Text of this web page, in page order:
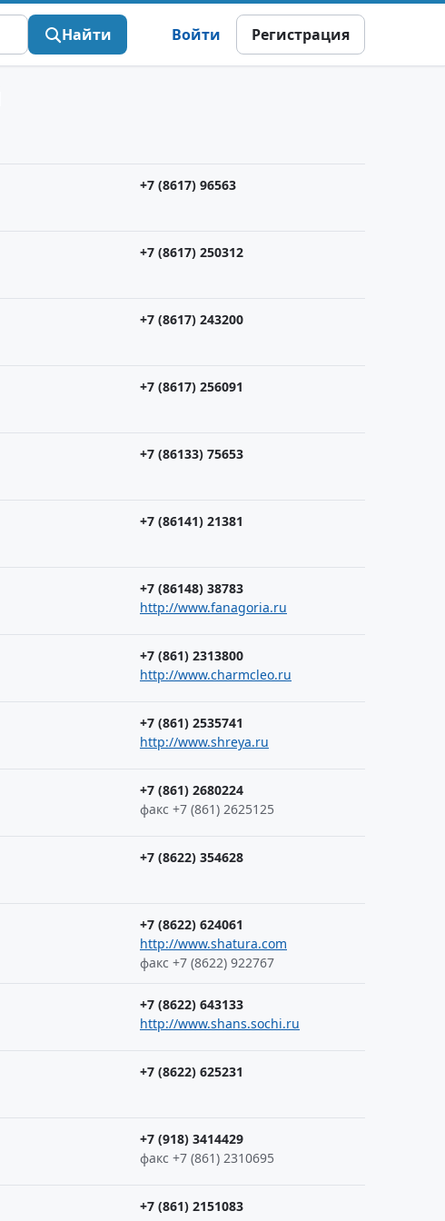
Найти Войти Регистрация
+7 (8617) 96563
+7 (8617) 250312
+7 (8617) 243200
+7 (8617) 256091
+7 (86133) 75653
+7 (86141) 21381
+7 (86148) 38783
http://www.fanagoria.ru
+7 (861) 2313800
http://www.charmcleo.ru
+7 (861) 2535741
http://www.shreya.ru
+7 (861) 2680224
факс +7 (861) 2625125
+7 (8622) 354628
+7 (8622) 624061
http://www.shatura.com
факс +7 (8622) 922767
+7 (8622) 643133
http://www.shans.sochi.ru
+7 (8622) 625231
+7 (918) 3414429
факс +7 (861) 2310695
+7 (861) 2151083